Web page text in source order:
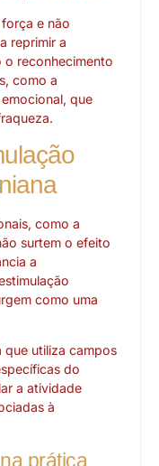
e não
reprimir a
o reconhecimento
como a
que
como a
surtem o efeito
a
como uma
que utiliza campos
do
a atividade
à
prática